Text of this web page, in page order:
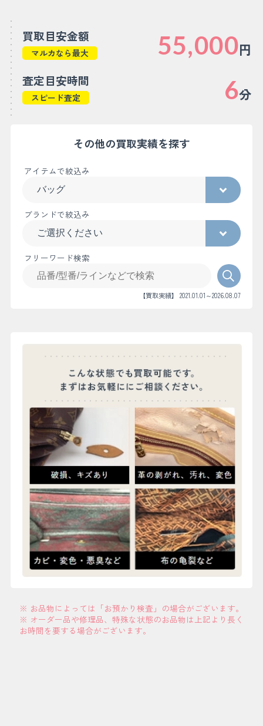
買取目安金額
マルカなら最大 55,000円
査定目安時間
スピード査定 6分
その他の買取実績を探す
アイテムで絞込み
ブランドで絞込み
フリーワード検索
【買取実績】 2021.01.01～2026.08.07
※ お品物によっては「お預かり検査」の場合がございます。
※ オーダー品や修理品、特殊な状態のお品物は上記より長く
お時間を要する場合がございます。